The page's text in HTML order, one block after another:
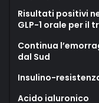
Risultati positivi
GLP-1 orale per il
Continua
dal Sud
Insulino-
Acido ialuronico